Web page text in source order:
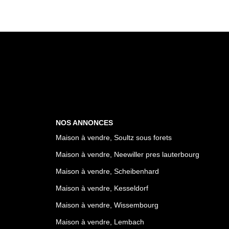
NOS ANNONCES
Maison à vendre, Soultz sous forets
Maison à vendre, Neewiller pres lauterbourg
Maison à vendre, Scheibenhard
Maison à vendre, Kesseldorf
Maison à vendre, Wissembourg
Maison à vendre, Lembach